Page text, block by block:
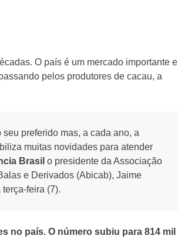
O país é um mercado importante e
pelos produtores de cacau, a
preferido mas, a cada ano, a
muitas novidades para atender
Brasil o presidente da Associação
e Derivados (Abicab), Jaime
feira (7).
no país. O número subiu para 814 mil